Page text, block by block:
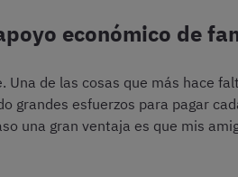
económico de
de las cosas que más hace
grandes esfuerzos para pagar
una gran ventaja es que mis